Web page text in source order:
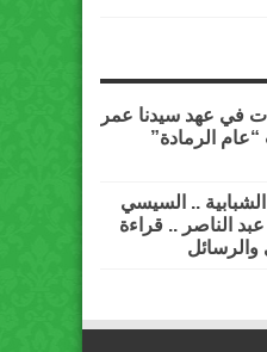
في عهد سيدنا عمر
الرمادة”
الشبابية .. السيسي
الناصر .. قراءة